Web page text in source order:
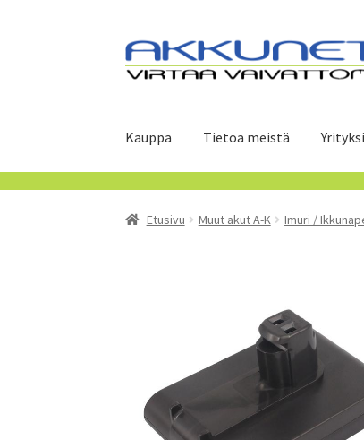
Siirry
navigointiin
Siirry
sisältöön
Kauppa Tietoa meistä
Etusivu Muut akut A-K Imuri /